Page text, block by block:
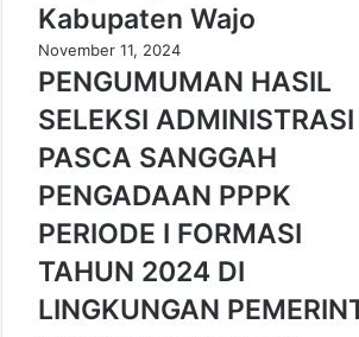
Kabupaten Wajo
November 11, 2024
PENGUMUMAN HASIL
SELEKSI ADMINISTRASI
PASCA SANGGAH
PENGADAAN PPPK
PERIODE I FORMASI
TAHUN 2024 DI
LINGKUNGAN